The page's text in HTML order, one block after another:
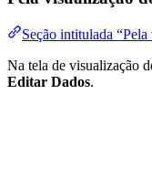
Seção intitulada
Na tela de visualização
Editar Dados.